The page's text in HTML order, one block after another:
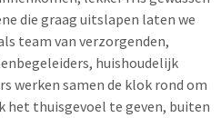
die graag uitslapen laten we
team van verzorgenden,
huishoudelijk
werken samen de klok rond om
het thuisgevoel te geven, buiten